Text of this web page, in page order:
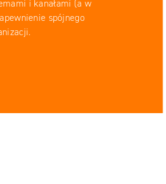
i kanałami (a w
spójnego